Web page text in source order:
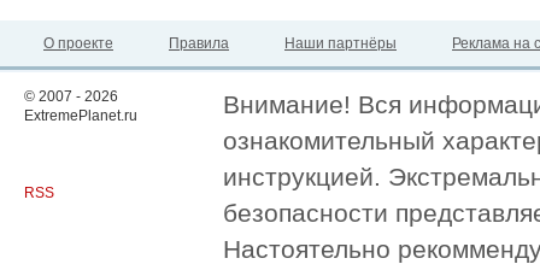
О проекте Правила Наши партнёры Реклама на
© 2007 - 2026
ExtremePlanet.ru
RSS
Внимание! Вся
ознакомительный
инструкцией.
безопасности
Настоятельно